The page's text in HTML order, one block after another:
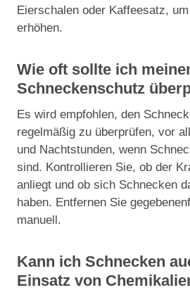
Eierschalen oder Kaffeesatz,
erhöhen.
Wie oft sollte ich
Schneckenschutz
Es wird empfohlen, den
regelmäßig zu überprüfen, vor
und Nachtstunden, wenn
sind. Kontrollieren Sie, ob der
anliegt und ob sich Schnecken
haben. Entfernen Sie
manuell.
Kann ich Schnecken
Einsatz von